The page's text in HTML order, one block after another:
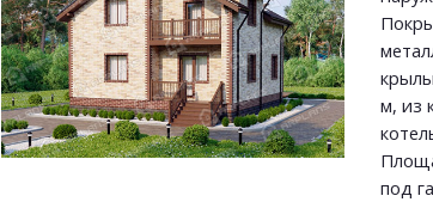
м, из
под
ОТПРАВИТЬ
ОТПРАВИТЬ